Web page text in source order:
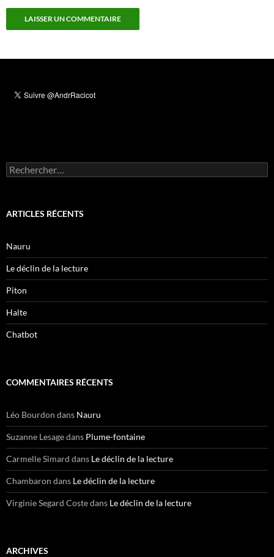
Rechercher :
ARTICLES RÉCENTS
Nauru
Le déclin de la lecture
Piton
Halte
Chatbot
COMMENTAIRES RÉCENTS
Léo Bourdon dans Nauru
Suzanne Lesagedans Plume-fontaine
Carmelle Simard dans Le déclin de la lecture
Chambaron dans Le déclin de la lecture
Virginie Segard Costedans Le déclin de la lecture
ARCHIVES